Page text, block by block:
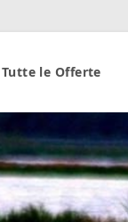
Tutte le Offerte